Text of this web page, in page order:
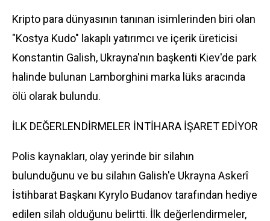
Kripto para dünyasının tanınan isimlerinden biri olan
"Kostya Kudo" lakaplı yatırımcı ve içerik üreticisi
Konstantin Galish, Ukrayna'nın başkenti Kiev'de park
halinde bulunan Lamborghini marka lüks aracında
ölü olarak bulundu.
İLK DEĞERLENDİRMELER İNTİHARA İŞARET EDİYOR
Polis kaynakları, olay yerinde bir silahın
bulunduğunu ve bu silahın Galish'e Ukrayna Askerî
İstihbarat Başkanı Kyrylo Budanov tarafından hediye
edilen silah olduğunu belirtti. İlk değerlendirmeler,